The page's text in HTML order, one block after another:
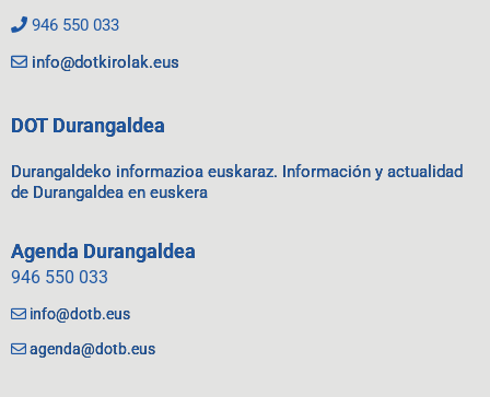
946 550 033
info@dotkirolak.eus
DOT Durangaldea
Durangaldeko informazioa euskaraz. Información y actualidad
de Durangaldea en euskera
Agenda Durangaldea
946 550 033
info@dotb.eus
agenda@dotb.eus